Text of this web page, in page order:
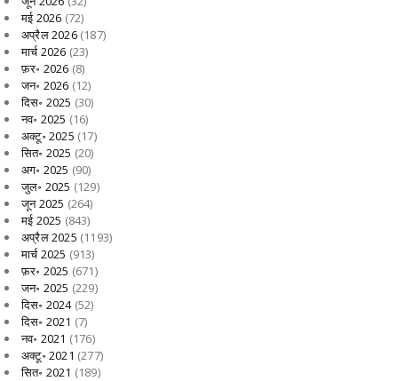
मई 2026 (72)
अप्रैल 2026(187)
मार्च 2026 (23)
फ़र॰ 2026 (8)
जन॰ 2026 (12)
दिस॰ 2025 (30)
नव॰ 2025 (16)
अक्टू॰ 2025 (17)
सित॰ 2025 (20)
अग॰ 2025 (90)
जुल॰ 2025 (129)
जून 2025 (264)
मई 2025 (843)
अप्रैल 2025 (1193)
मार्च 2025 (913)
फ़र॰ 2025 (671)
जन॰ 2025 (229)
दिस॰ 2024(52)
दिस॰ 2021 (7)
नव॰ 2021 (176)
अक्टू॰ 2021 (277)
सित॰ 2021 (189)